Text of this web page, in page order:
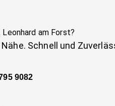
Leonhard am Forst?
Schnell und
9082